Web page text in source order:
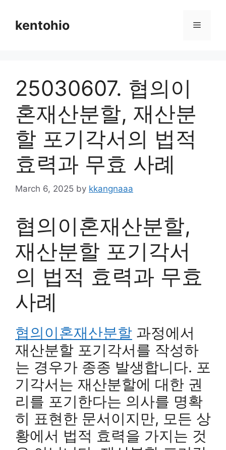
contentkentohio Menu
25030607. 협의이
혼재산분할, 재산분
할 포기각서의 법적
효력과 무효 사례
March 6, 2025 by kkangnaaa
협의이혼재산분할,
재산분할 포기각서
의 법적 효력과 무효
사례
협의이혼재산분할 과정에서
재산분할 포기각서를 작성하
는 경우가 종종 발생합니다. 포
기각서는 재산분할에 대한 권
리를 포기한다는 의사를 명확
히 표현한 문서이지만, 모든 상
황에서 법적 효력을 가지는 것